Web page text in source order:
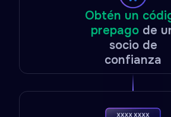
Obtén un
prepago de
socio de
confianza